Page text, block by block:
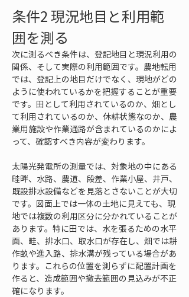
条件2 現況地目と利用範
囲を測る
次に測るべき条件は、登記地目と現況利用の
関係、そして実際の利用範囲です。農地転用
では、登記上の地目だけでなく、現地がどの
ように使われているかを把握することが重要
です。田として利用されているのか、畑とし
て利用されているのか、休耕状態なのか、農
業用施設や作業通路が含まれているのかによ
って、確認すべき内容が変わります。
太陽光発電所の測量では、対象地の中にある
畦畔、水路、農道、段差、作業小屋、井戸、
既設排水設備などを見落とさないことが大切
です。図面上では一体の土地に見えても、現
地では複数の利用区分に分かれていることが
あります。特に田では、水を張るための水平
面、畦、排水口、取水口が存在し、畑では耕
作畝や進入路、排水溝が残っている場合があ
ります。これらの位置を測らずに配置計画を
作ると、造成範囲や撤去範囲の見込みが不正
確になります。